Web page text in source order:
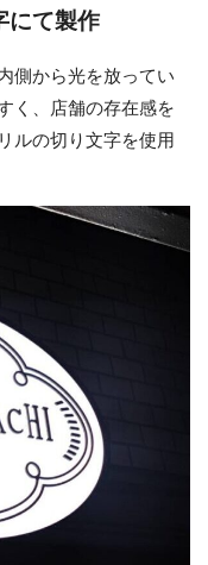
にて製作
側から光を放ってい
く、店舗の存在感を
ルの切り文字を使用